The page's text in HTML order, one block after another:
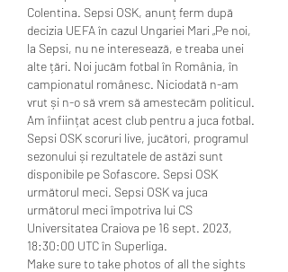
Colentina. Sepsi OSK, anunț ferm după
decizia UEFA în cazul Ungariei Mari „Pe noi,
la Sepsi, nu ne interesează, e treaba unei
alte țări. Noi jucăm fotbal în România, în
campionatul românesc. Niciodată n-am
vrut și n-o să vrem să amestecăm politicul.
Am înființat acest club pentru a juca fotbal.
Sepsi OSK scoruri live, jucători, programul
sezonului și rezultatele de astăzi sunt
disponibile pe Sofascore. Sepsi OSK
următorul meci. Sepsi OSK va juca
următorul meci împotriva lui CS
Universitatea Craiova pe 16 sept. 2023,
18:30:00 UTC în Superliga.
Make sure to take photos of all the sights